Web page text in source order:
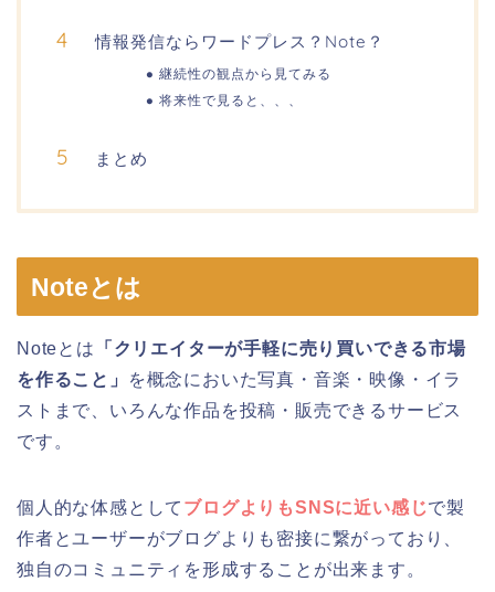
情報発信ならワードプレス？Note？
継続性の観点から見てみる
将来性で見ると、、、
まとめ
Noteとは
Noteとは
「クリエイターが手軽に売り買いできる市場
を作ること」
を概念においた写真・音楽・映像・イラ
ストまで、いろんな作品を投稿・販売できるサービス
です。
個人的な体感として ブログよりもSNSに近い感じで製
作者とユーザーがブログよりも密接に繋がっており、
独自のコミュニティを形成することが出来ます。